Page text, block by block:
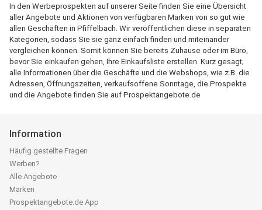
In den Werbeprospekten auf unserer Seite finden Sie eine Übersicht
aller Angebote und Aktionen von verfügbaren Marken von so gut wie
allen Geschäften in Pfiffelbach. Wir veröffentlichen diese in separaten
Kategorien, sodass Sie sie ganz einfach finden und miteinander
vergleichen können. Somit können Sie bereits Zuhause oder im Büro,
bevor Sie einkaufen gehen, Ihre Einkaufsliste erstellen. Kurz gesagt;
alle Informationen über die Geschäfte und die Webshops, wie z.B. die
Adressen, Öffnungszeiten, verkaufsoffene Sonntage, die Prospekte
und die Angebote finden Sie auf Prospektangebote.de
Information
Häufig gestellte Fragen
Werben?
Alle Angebote
Marken
Prospektangebote.de App